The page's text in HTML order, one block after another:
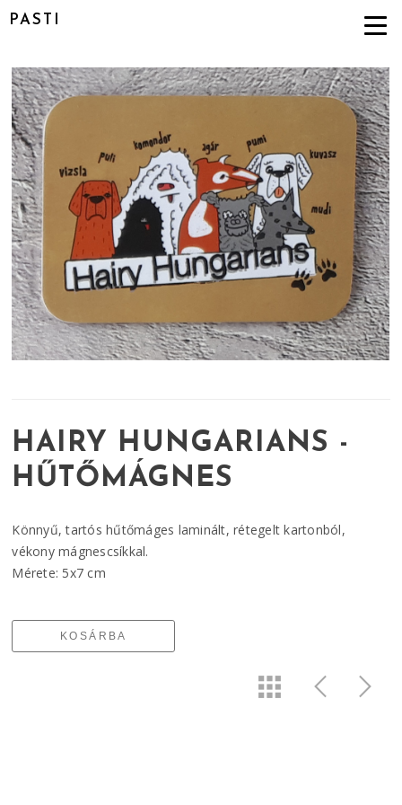
PASTI
HAIRY HUNGARIANS -
HŰTŐMÁGNES
Könnyű, tartós hűtőmáges laminált, rétegelt kartonból,
vékony mágnescsíkkal.
Mérete: 5x7 cm
KOSÁRBA